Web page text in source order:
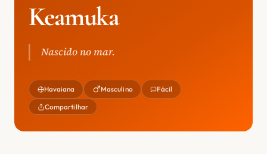
Keamuka
Nascido no mar.
Havaiana Masculino Fácil
Compartilhar